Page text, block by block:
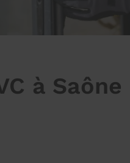
à Saône